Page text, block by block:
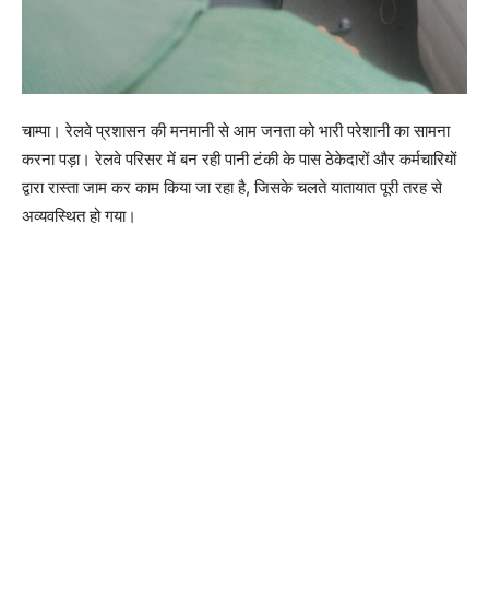
चाम्पा। रेलवे प्रशासन की मनमानी से आम जनता को भारी परेशानी का सामना
करना पड़ा। रेलवे परिसर में बन रही पानी टंकी के पास ठेकेदारों और कर्मचारियों
द्वारा रास्ता जाम कर काम किया जा रहा है, जिसके चलते यातायात पूरी तरह से
अव्यवस्थित हो गया।